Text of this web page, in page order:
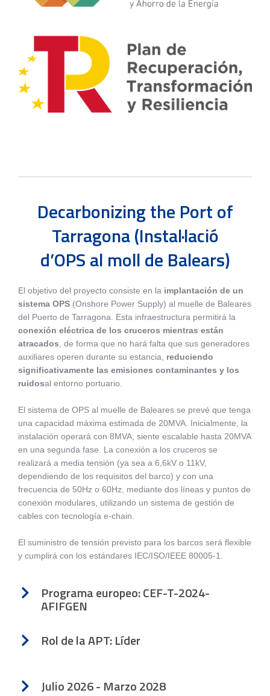
Decarbonizing the Port of
Tarragona (Instal·lació
d’OPS al moll de Balears)
El objetivo del proyecto consiste en la implantación de un
sistema OPS (Onshore Power Supply) al muelle de Baleares
del Puerto de Tarragona. Esta infraestructura permitirá la
conexión eléctrica de los cruceros mientras están
atracados , de forma que no hará falta que sus generadores
auxiliares operen durante su estancia, reduciendo
significativamente las emisiones contaminantes y los
ruidosal entorno portuario.
El sistema de OPS al muelle de Baleares se prevé que tenga
una capacidad máxima estimada de 20MVA. Inicialmente, la
instalación operará con 8MVA, siente escalable hasta 20MVA
en una segunda fase. La conexión a los cruceros se
realizará a media tensión (ya sea a 6,6kV o 11kV,
dependiendo de los requisitos del barco) y con una
frecuencia de 50Hz o 60Hz, mediante dos líneas y puntos de
conexión modulares, utilizando un sistema de gestión de
cables con tecnología e-chain.
El suministro de tensión previsto para los barcos será flexible
y cumplirá con los estándares IEC/ISO/IEEE 80005-1.
Programa europeo: CEF-T-2024-
AFIFGEN
Rol de la APT: Líder
Julio 2026 - Marzo 2028